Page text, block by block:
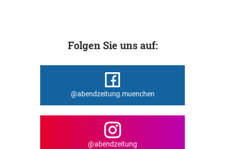
Folgen Sie uns auf:
@abendzeitung.muenchen
@abendzeitung